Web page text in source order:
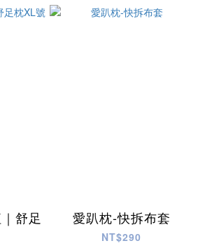
舒足
愛趴枕-快拆布套
NT$290